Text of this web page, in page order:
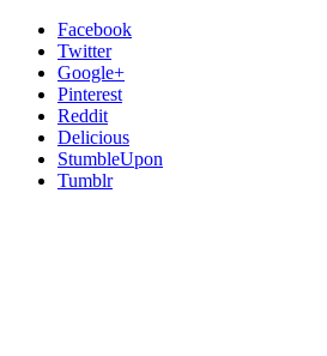
Facebook
Twitter
Google+
Pinterest
Reddit
Delicious
StumbleUpon
Tumblr